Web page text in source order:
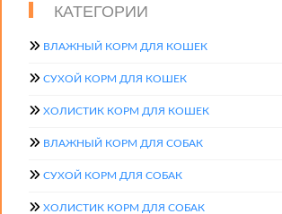
КАТЕГОРИИ
ВЛАЖНЫЙ КОРМ ДЛЯ КОШЕК
СУХОЙ КОРМ ДЛЯ КОШЕК
ХОЛИСТИК КОРМ ДЛЯ КОШЕК
ВЛАЖНЫЙ КОРМ ДЛЯ СОБАК
СУХОЙ КОРМ ДЛЯ СОБАК
ХОЛИСТИК КОРМ ДЛЯ СОБАК